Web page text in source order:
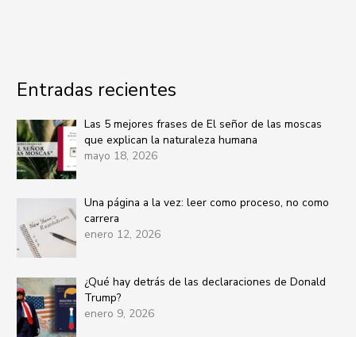
Entradas recientes
Las 5 mejores frases de El señor de las moscas
que explican la naturaleza humana
mayo 18, 2026
Una página a la vez: leer como proceso, no como
carrera
enero 12, 2026
¿Qué hay detrás de las declaraciones de Donald
Trump?
enero 9, 2026